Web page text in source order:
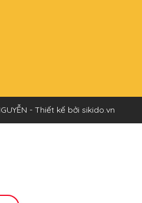
- Thiết kế bởi sikido.vn